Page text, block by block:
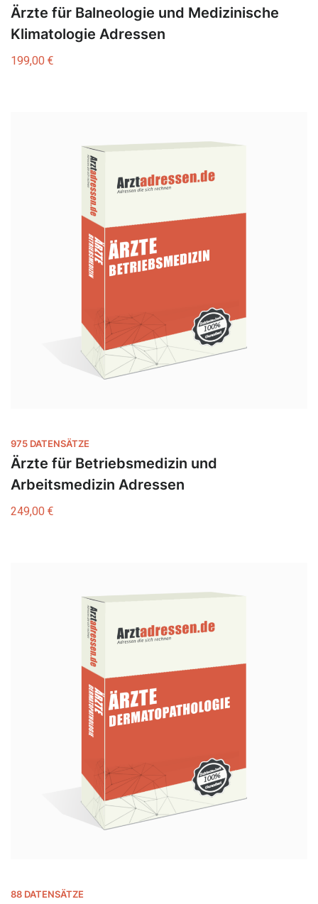
Ärzte für Balneologie und Medizinische
Klimatologie Adressen
199,00€
975 DATENSÄTZE
Ärzte für Betriebsmedizin und
Arbeitsmedizin Adressen
249,00€
88 DATENSÄTZE